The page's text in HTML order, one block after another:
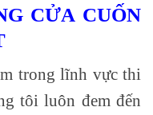
CỬA CUỐN
trong lĩnh vực thi
tôi luôn đem đến